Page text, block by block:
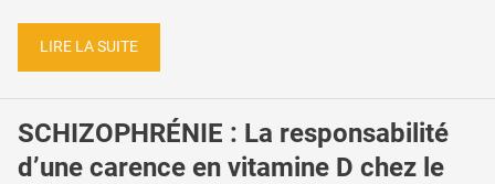
LIRE LA SUITE
SCHIZOPHRÉNIE : La responsabilité
d’une carence en vitamine D chez le